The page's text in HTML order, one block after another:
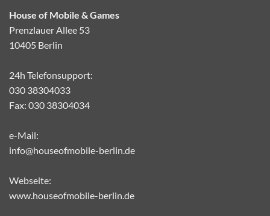
House of Mobile & Games
Prenzlauer Allee 53
10405 Berlin
24h Telefonsupport:
030 38304033
Fax: 030 38304034
e-Mail:
info@houseofmobile-berlin.de
Webseite:
www.houseofmobile-berlin.de